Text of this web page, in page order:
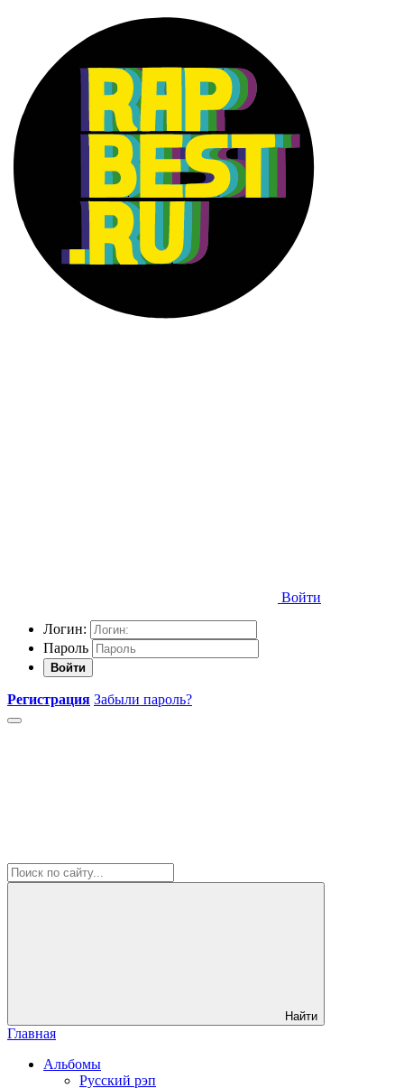
Войти
Логин:
Пароль
Войти
Регистрация Забыли пароль?
Найти
Главная
Альбомы
Русский рэп